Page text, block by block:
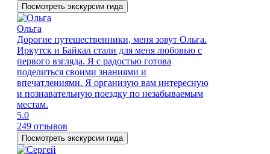
Посмотреть экскурсии гида
Ольга
Дорогие путешественники, меня зовут Ольга.
Иркутск и Байкал стали для меня любовью с
первого взгляда. Я с радостью готова
поделиться своими знаниями и
впечатлениями. Я организую вам интересную
и познавательную поездку по незабываемым
местам.
5.0
249 отзывов
Посмотреть экскурсии гида